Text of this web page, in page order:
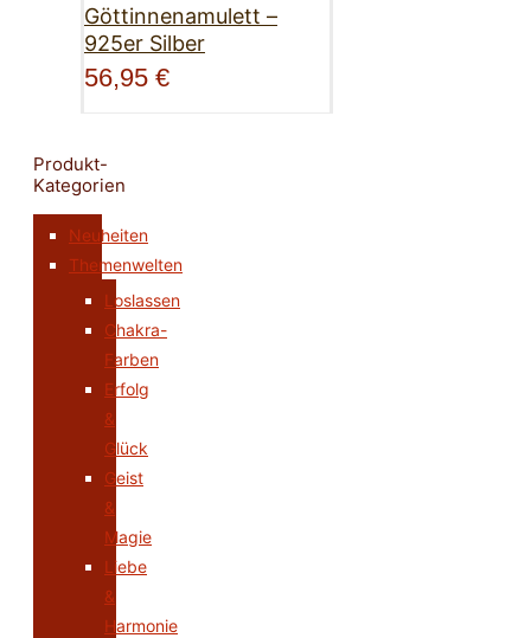
Göttinnenamulett –
925er Silber
56,95 €
Produkt-
Kategorien
Neuheiten
Themenwelten
Loslassen
Chakra-
Farben
Erfolg
&
Glück
Geist
&
Magie
Liebe
&
Harmonie